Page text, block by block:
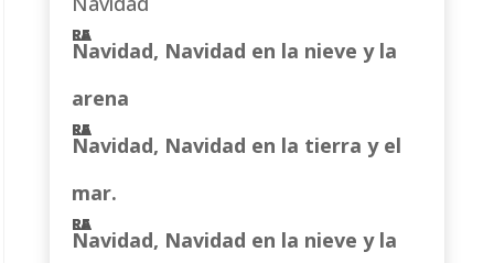
Navidad, Navidad en la nieve y la
arena
Navidad, Navidad en la tierra y el
mar.
Navidad, Navidad en la nieve y la